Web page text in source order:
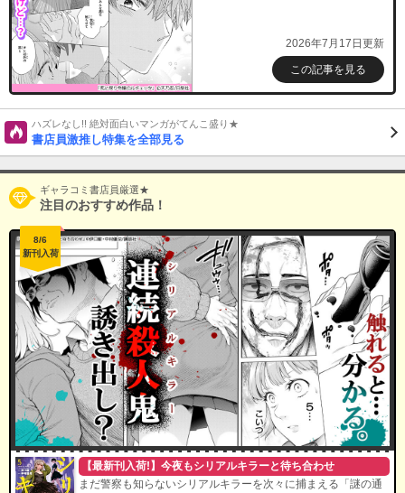
2026年7月17日更新
この記事を見る
ハズレなし!! 絶対面白いマンガがてんこ盛り★
書店員激推し特集を全部見る
ギャラコミ書店員厳選★
注目のおすすめ作品！
8/6
新刊入荷
【最新刊入荷!】今夜もシリアルキラーと待ち合わせ
まだ警察も知らないシリアルキラーを次々に捕まえる「謎の通